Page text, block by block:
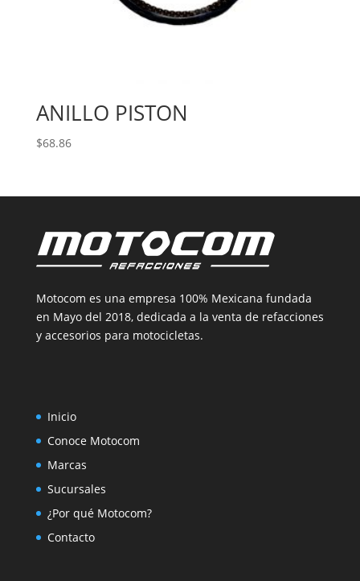
ANILLO PISTON
$68.86
Motocom es una empresa 100% Mexicana fundada
en Mayo del 2018, dedicada a la venta de refacciones
y accesorios para motocicletas.
Inicio
Conoce Motocom
Marcas
Sucursales
¿Por qué Motocom?
Contacto